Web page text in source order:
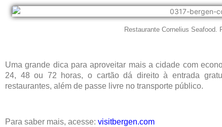
Restaurante Cornelius Seafood.
Uma grande dica para aproveitar mais a cidade com
24, 48 ou 72 horas, o cartão dá direito à entrada
restaurantes, além de passe livre no transporte público.
Para saber mais, acesse: visitbergen.com